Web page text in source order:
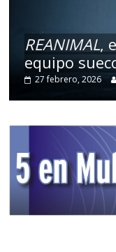
REANIMAL,
equipo
27 febrero, 2026